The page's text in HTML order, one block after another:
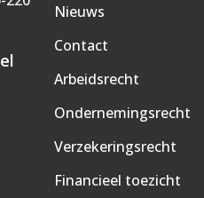
Nieuws
Contact
Arbeidsrecht
Ondernemingsrecht
Verzekeringsrecht
Financieel toezicht